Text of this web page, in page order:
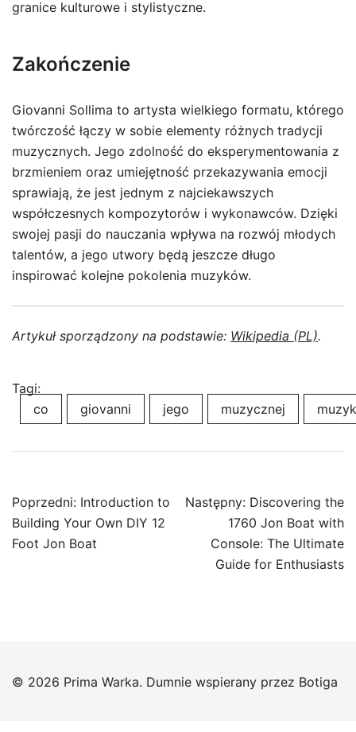
granice kulturowe i stylistyczne.
Zakończenie
Giovanni Sollima to artysta wielkiego formatu, którego
twórczość łączy w sobie elementy różnych tradycji
muzycznych. Jego zdolność do eksperymentowania z
brzmieniem oraz umiejętność przekazywania emocji
sprawiają, że jest jednym z najciekawszych
współczesnych kompozytorów i wykonawców. Dzięki
swojej pasji do nauczania wpływa na rozwój młodych
talentów, a jego utwory będą jeszcze długo
inspirować kolejne pokolenia muzyków.
Artykuł sporządzony na podstawie: Wikipedia (PL).
Tagi:
co
giovanni jego muzycznej
Nawigacja
wpisu
Poprzedni: Introduction to
Building Your Own DIY 12
Foot Jon Boat
Następny: Discovering the
1760 Jon Boat with
Console: The Ultimate
Guide for Enthusiasts
© 2026 Prima Warka. Dumnie wspierany przez Botiga